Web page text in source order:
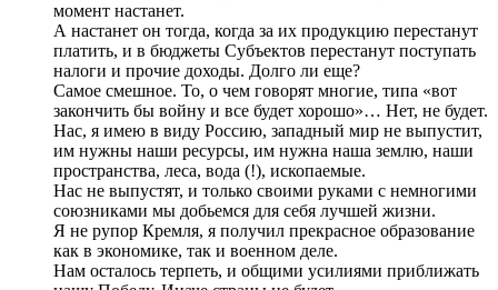
момент настанет.
А настанет он тогда, когда за их продукцию перестанут
платить, и в бюджеты Субъектов перестанут поступать
налоги и прочие доходы. Долго ли еще?
Самое смешное. То, о чем говорят многие, типа «вот
закончить бы войну и все будет хорошо»… Нет, не будет.
Нас, я имею в виду Россию, западный мир не выпустит,
им нужны наши ресурсы, им нужна наша землю, наши
пространства, леса, вода (!), ископаемые.
Нас не выпустят, и только своими руками с немногими
союзниками мы добьемся для себя лучшей жизни.
Я не рупор Кремля, я получил прекрасное образование
как в экономике, так и военном деле.
Нам осталось терпеть, и общими усилиями приближать